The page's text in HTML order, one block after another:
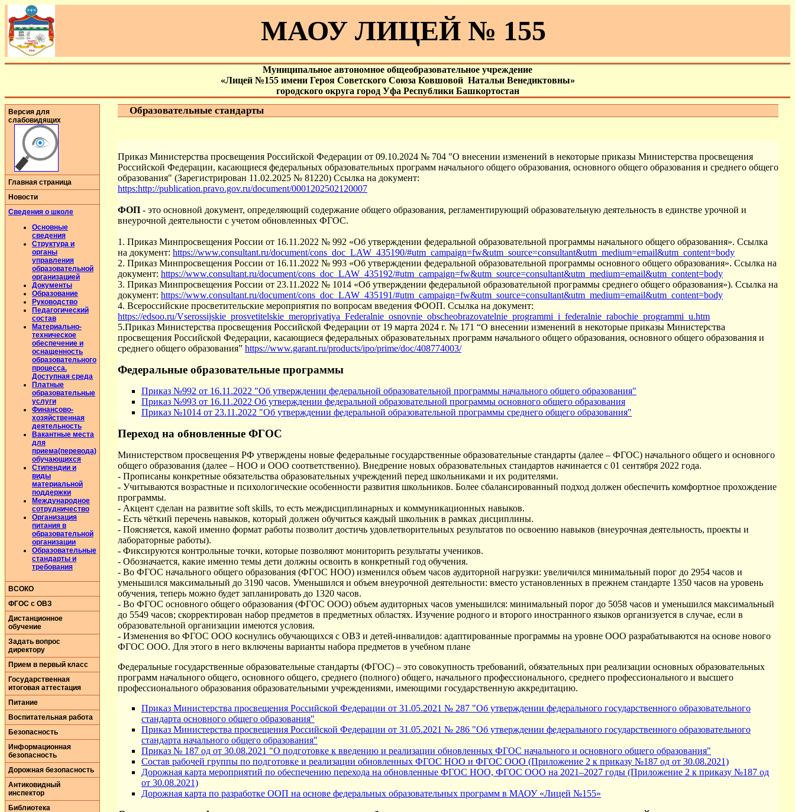
МАОУ ЛИЦЕЙ № 155
Муниципальное автономное общеобразовательное учреждение
«Лицей №155 имени Героя Советского Союза Ковшовой Натальи Венедиктовны»
городского округа город Уфа Республики Башкортостан
Версия для
слабовидящих
Главная страница
Новости
Сведения о школе
Основные
сведения
Структура и
органы
управления
образовательной
организацией
Документы
Образование
Руководство
Педагогический
состав
Материально-
техническое
обеспечение и
оснащенность
образовательного
процесса.
Доступная среда
Платные
образовательные
услуги
Финансово-
хозяйственная
деятельность
Вакантные места
для
приема(перевода)
обучающихся
Стипендии и
виды
материальной
поддержки
Международное
сотрудничество
Организация
питания в
образовательной
организации
Образовательные
стандарты и
требования
ВСОКО
ФГОС с ОВЗ
Дистанционное
обучение
Задать вопрос
директору
Прием в первый класс
Государственная
итоговая аттестация
Питание
Воспитательная работа
Безопасность
Информационная
безопасность
Дорожная безопасность
Антиковидный
инспектор
Библиотека
Образовательные стандарты
Приказ Министерства просвещения Российской Федерации от 09.10.2024 № 704 "О внесении изменений в некоторые приказы Министерства просвещения
Российской Федерации, касающиеся федеральных образовательных программ начального общего образования, основного общего образования и среднего общего
образования" (Зарегистрирован 11.02.2025 № 81220) Ссылка на документ:
https:http://publication.pravo.gov.ru/document/0001202502120007
ФОП - это основной документ, определяющий содержание общего образования, регламентирующий образовательную деятельность в единстве урочной и
внеурочной деятельности с учетом обновленных ФГОС.
1. Приказ Минпросвещения России от 16.11.2022 № 992 «Об утверждении федеральной образовательной программы начального общего образования». Ссылка
на документ: https://www.consultant.ru/document/cons_doc_LAW_435190/#utm_campaign=fw&utm_source=consultant&utm_medium=email&utm_content=body
2. Приказ Минпросвещения России от 16.11.2022 № 993 «Об утверждении федеральной образовательной программы основного общего образования». Ссылка на
документ: https://www.consultant.ru/document/cons_doc_LAW_435192/#utm_campaign=fw&utm_source=consultant&utm_medium=email&utm_content=body
3. Приказ Минпросвещения России от 23.11.2022 № 1014 «Об утверждении федеральной образовательной программы среднего общего образования»). Ссылка на
документ: https://www.consultant.ru/document/cons_doc_LAW_435191/#utm_campaign=fw&utm_source=consultant&utm_medium=email&utm_content=body
4. Всероссийские просветительские мероприятия по вопросам введения ФООП. Ссылка на документ:
https://edsoo.ru/Vserossijskie_prosvetitelskie_meropriyatiya_Federalnie_osnovnie_obscheobrazovatelnie_programmi_i_federalnie_rabochie_programmi_u.htm
5.Приказ Министерства просвещения Российской Федерации от 19 марта 2024 г. № 171 “О внесении изменений в некоторые приказы Министерства
просвещения Российской Федерации, касающиеся федеральных образовательных программ начального общего образования, основного общего образования и
среднего общего образования” https://www.garant.ru/products/ipo/prime/doc/408774003/
Федеральные образовательные программы
Приказ №992 от 16.11.2022 "Об утверждении федеральной образовательной программы начального общего образования"
Приказ №993 от 16.11.2022 Об утверждении федеральной образовательной программы основного общего образования
Приказ №1014 от 23.11.2022 "Об утверждении федеральной образовательной программы среднего общего образования"
Переход на обновленные ФГОС
Министерством просвещения РФ утверждены новые федеральные государственные образовательные стандарты (далее – ФГОС) начального общего и основного
общего образования (далее – НОО и ООО соответственно). Внедрение новых образовательных стандартов начинается с 01 сентября 2022 года.
- Прописаны конкретные обязательства образовательных учреждений перед школьниками и их родителями.
- Учитываются возрастные и психологические особенности развития школьников. Более сбалансированный подход должен обеспечить комфортное прохождение
программы.
- Акцент сделан на развитие soft skills, то есть междисциплинарных и коммуникационных навыков.
- Есть чёткий перечень навыков, который должен обучиться каждый школьник в рамках дисциплины.
- Поясняется, какой именно формат работы позволит достичь удовлетворительных результатов по освоению навыков (внеурочная деятельность, проекты и
лабораторные работы).
- Фиксируются контрольные точки, которые позволяют мониторить результаты учеников.
- Обозначается, какие именно темы дети должны освоить в конкретный год обучения.
- Во ФГОС начального общего образования (ФГОС НОО) изменился объем часов аудиторной нагрузки: увеличился минимальный порог до 2954 часов и
уменьшился максимальный до 3190 часов. Уменьшился и объем внеурочной деятельности: вместо установленных в прежнем стандарте 1350 часов на уровень
обучения, теперь можно будет запланировать до 1320 часов.
- Во ФГОС основного общего образования (ФГОС ООО) объем аудиторных часов уменьшился: минимальный порог до 5058 часов и уменьшился максимальный
до 5549 часов; скорректирован набор предметов в предметных областях. Изучение родного и второго иностранного языков организуется в случае, если в
образовательной организации имеются условия.
- Изменения во ФГОС ООО коснулись обучающихся с ОВЗ и детей-инвалидов: адаптированные программы на уровне ООО разрабатываются на основе нового
ФГОС ООО. Для этого в него включены варианты набора предметов в учебном плане
Федеральные государственные образовательные стандарты (ФГОС) – это совокупность требований, обязательных при реализации основных образовательных
программ начального общего, основного общего, среднего (полного) общего, начального профессионального, среднего профессионального и высшего
профессионального образования образовательными учреждениями, имеющими государственную аккредитацию.
Приказ Министерства просвещения Российской Федерации от 31.05.2021 № 287 "Об утверждении федерального государственного образовательного
стандарта основного общего образования"
Приказ Министерства просвещения Российской Федерации от 31.05.2021 № 286 "Об утверждении федерального государственного образовательного
стандарта начального общего образования"
Приказ № 187 од от 30.08.2021 "О подготовке к введению и реализации обновленных ФГОС начального и основного общего образования"
Состав рабочей группы по подготовке и реализации обновленных ФГОС НОО и ФГОС ООО (Приложение 2 к приказу №187 од от 30.08.2021)
Дорожная карта мероприятий по обеспечению перехода на обновленные ФГОС НОО, ФГОС ООО на 2021–2027 годы (Приложение 2 к приказу №187 од
от 30.08.2021)
Дорожная карта по разработке ООП на основе федеральных образовательных программ в МАОУ «Лицей №155»